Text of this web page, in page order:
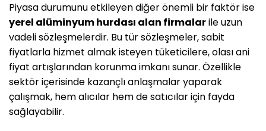
Piyasa durumunu etkileyen diğer önemli bir faktör ise
yerel alüminyum hurdası alan firmalarile uzun
vadeli sözleşmelerdir. Bu tür sözleşmeler, sabit
fiyatlarla hizmet almak isteyen tüketicilere, olası ani
fiyat artışlarından korunma imkanı sunar. Özellikle
sektör içerisinde kazançlı anlaşmalar yaparak
çalışmak, hem alıcılar hem de satıcılar için fayda
sağlayabilir.